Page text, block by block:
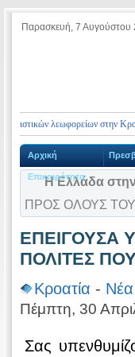
Παρασκευή, 7 Αυγούστου
λεωφορείων στην
Αρχική
Επικαιρότητα
Η Ελλάδα
ΠΡΟΣ ΟΛΟΥΣ
ΕΠΕΙΓΟΥΣΑ
ΠΟΛΙΤΕΣ
Κροατία - Νέα
Πέμπτη, 30
Σας